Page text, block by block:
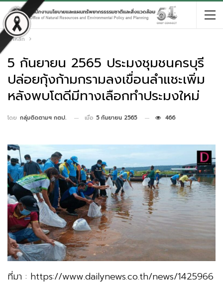
หน้าหลัก
5 กันยายน 2565 ประมงชุมชนครบุรี
ปล่อยกุ้งก้ามกรามลงเขื่อนลำแชะเพิ่ม
หลังพบโตดีมีทางเลือกทำประมงใหม่
โดย กลุ่มติดตามฯ กตป. เมื่อ 5 กันยายน 2565 466
ที่มา : https://www.dailynews.co.th/news/1425966